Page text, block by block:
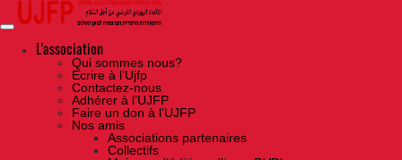
Skip
the
contentL'association
Qui sommes nous?
Ecrire à l’Ujfp
Contactez-nous
Adhérer à l’UJFP
Faire un don à l’UJFP
Nos amis
Associations partenaires
Collectifs